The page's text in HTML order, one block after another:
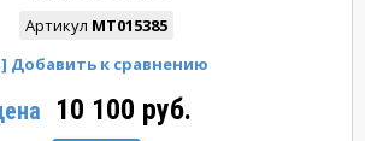
Артикул MT015385
10 100 руб.